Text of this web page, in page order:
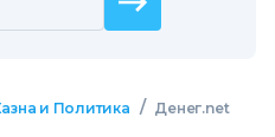
и Политика / Денег.net